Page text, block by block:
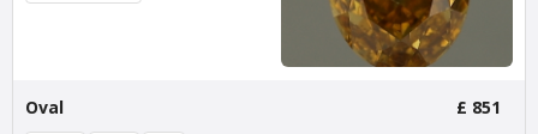
Rembrandtplein
Oval £ 851